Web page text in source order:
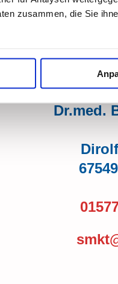
zusammen, die Sie
Dr.med.